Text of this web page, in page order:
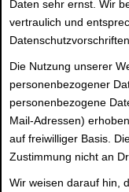
Daten sehr ernst. Wir
vertraulich und
Die Nutzung unserer
personenbezogener
personenbezogene
Mail-Adressen)
auf freiwilliger Basis.
Zustimmung nicht an
Wir weisen darauf hin,